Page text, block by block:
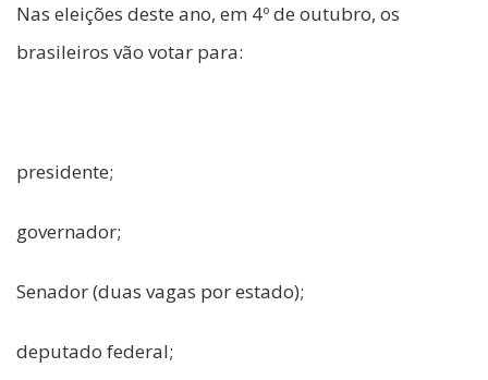
Nas eleições deste ano, em 4º de outubro, os
brasileiros vão votar para:
presidente;
governador;
Senador (duas vagas por estado);
deputado federal;